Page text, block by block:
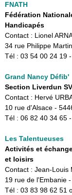
FNATH
Fédération
Handicapés
Contact : Lionel
34 rue Philippe
Tél : 03 54 00 24 19 -
Grand Nancy Défib'
Section Liverdun
Contact : Hervé
10 rue d'Alsace -
Tél : 06 82 40 34 65
Les Talentueuses
Activités et
et loisirs
Contact : Jean-Louis
19 rue de l'Embanie
Tél : 03 83 98 62 51